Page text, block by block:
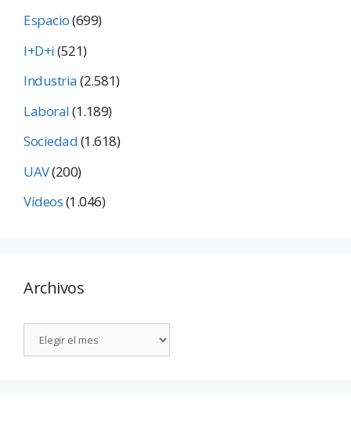
Espacio(699)
I+D+i(521)
Industria(2.581)
Laboral(1.189)
Sociedad(1.618)
UAV(200)
Vídeos(1.046)
Archivos